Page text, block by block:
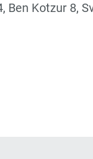
Ben Kotzur 8,